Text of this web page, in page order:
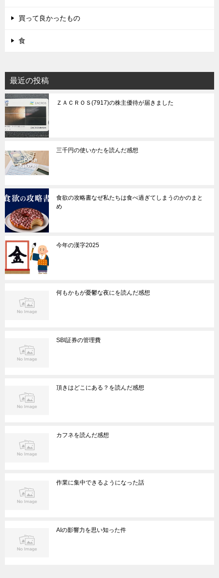
買って良かったもの
食
最近の投稿
ＺＡＣＲＯＳ(7917)の株主優待が届きました
三千円の使いかたを読んだ感想
食欲の攻略書なぜ私たちは食べ過ぎてしまうのかのまと
め
今年の漢字2025
何もかもが憂鬱な夜にを読んだ感想
SBI証券の管理費
頂きはどこにある？を読んだ感想
カフネを読んだ感想
作業に集中できるようになった話
AIの影響力を思い知った件